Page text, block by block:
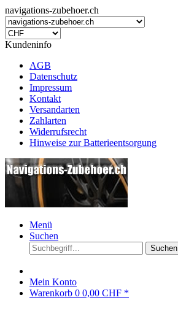
navigations-zubehoer.ch
Kundeninfo
AGB
Datenschutz
Impressum
Kontakt
Versandarten
Zahlarten
Widerrufsrecht
Hinweise zur Batterieentsorgung
Menü
Suchen
Suchen
Mein Konto
Warenkorb 0 0,00 CHF *